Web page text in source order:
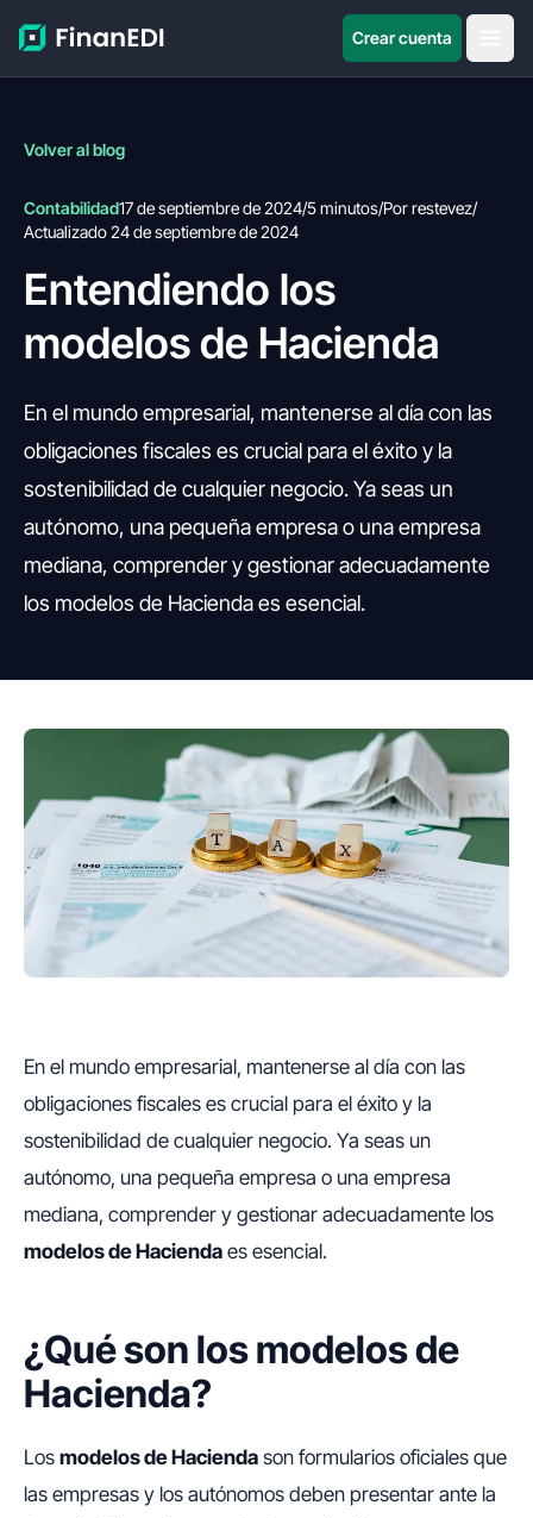
Crear cuenta
Volver al blog
Contabilidad17 de septiembre de 2024/5 minutos/Por restevez/
Actualizado 24 de septiembre de 2024
Entendiendo los
modelos de Hacienda
En el mundo empresarial, mantenerse al día con las
obligaciones fiscales es crucial para el éxito y la
sostenibilidad de cualquier negocio. Ya seas un
autónomo, una pequeña empresa o una empresa
mediana, comprender y gestionar adecuadamente
los modelos de Hacienda es esencial.
En el mundo empresarial, mantenerse al día con las
obligaciones fiscales es crucial para el éxito y la
sostenibilidad de cualquier negocio. Ya seas un
autónomo, una pequeña empresa o una empresa
mediana, comprender y gestionar adecuadamente los
modelos de Hacienda es esencial.
¿Qué son los modelos de
Hacienda?
Los modelos de Hacienda son formularios oficiales que
las empresas y los autónomos deben presentar ante la